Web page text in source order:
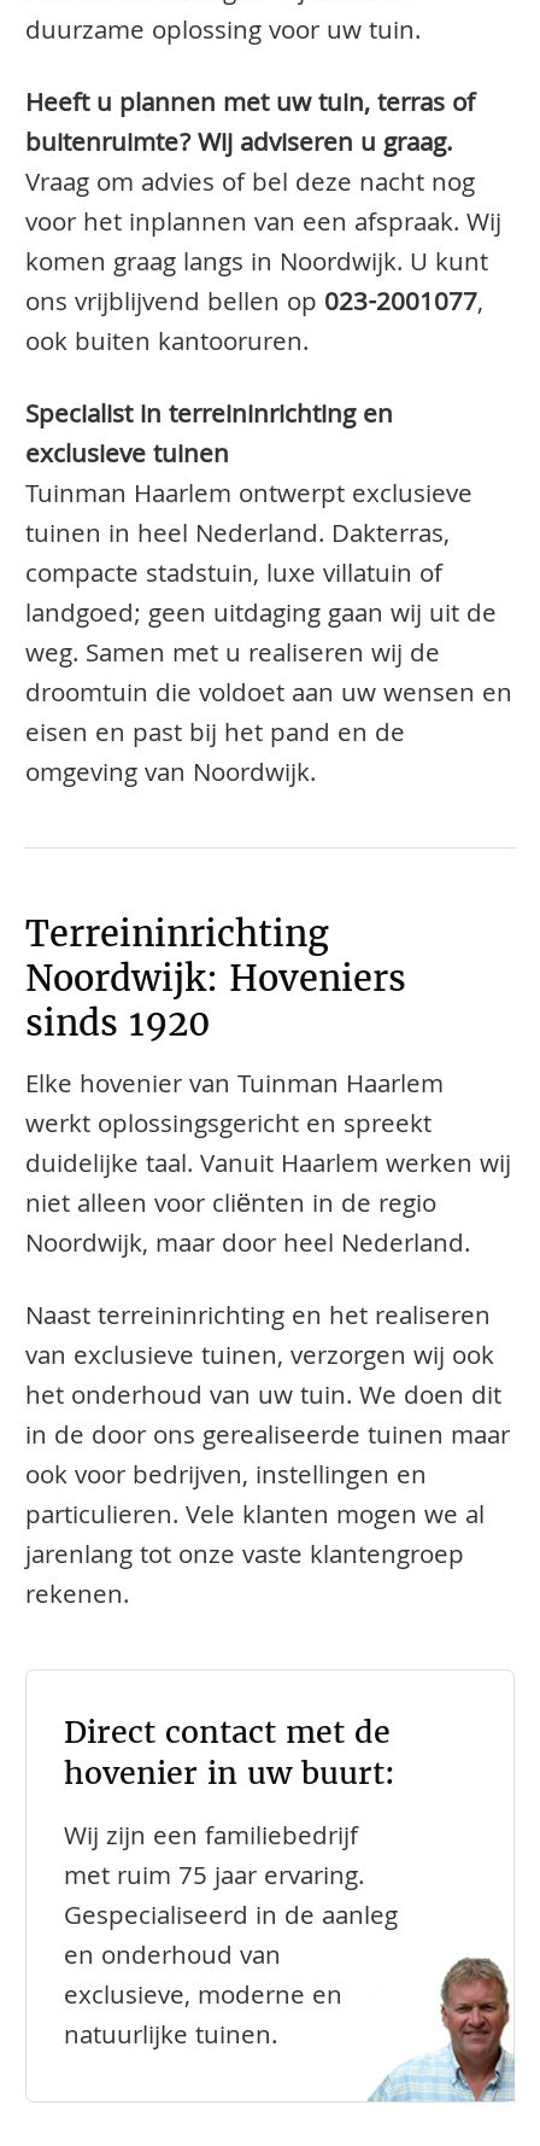
duurzame oplossing voor uw tuin.
Heeft u plannen met uw tuin, terras of
buitenruimte? Wij adviseren u graag.
Vraag om advies of bel deze nacht nog
voor het inplannen van een afspraak. Wij
komen graag langs in Noordwijk. U kunt
ons vrijblijvend bellen op 023-2001077,
ook buiten kantooruren.
Specialist in terreininrichting en
exclusieve tuinen
Tuinman Haarlem ontwerpt exclusieve
tuinen in heel Nederland. Dakterras,
compacte stadstuin, luxe villatuin of
landgoed; geen uitdaging gaan wij uit de
weg. Samen met u realiseren wij de
droomtuin die voldoet aan uw wensen en
eisen en past bij het pand en de
omgeving van Noordwijk.
Terreininrichting
Noordwijk: Hoveniers
sinds 1920
Elke hovenier van Tuinman Haarlem
werkt oplossingsgericht en spreekt
duidelijke taal. Vanuit Haarlem werken wij
niet alleen voor cliënten in de regio
Noordwijk, maar door heel Nederland.
Naast terreininrichting en het realiseren
van exclusieve tuinen, verzorgen wij ook
het onderhoud van uw tuin. We doen dit
in de door ons gerealiseerde tuinen maar
ook voor bedrijven, instellingen en
particulieren. Vele klanten mogen we al
jarenlang tot onze vaste klantengroep
rekenen.
Direct contact met de
hovenier in uw buurt:
Wij zijn een familiebedrijf
met ruim 75 jaar ervaring.
Gespecialiseerd in de aanleg
en onderhoud van
exclusieve, moderne en
natuurlijke tuinen.